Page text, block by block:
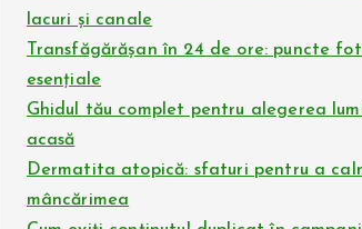
lacuri și canale
Transfăgărășan în 24 de ore: puncte
esențiale
Ghidul tău complet pentru alegerea
acasă
Dermatita atopică: sfaturi pentru a
mâncărimea